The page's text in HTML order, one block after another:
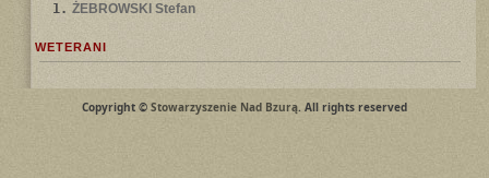
1. ŻEBROWSKI Stefan
WETERANI
Copyright © Stowarzyszenie Nad Bzurą. All rights reserved